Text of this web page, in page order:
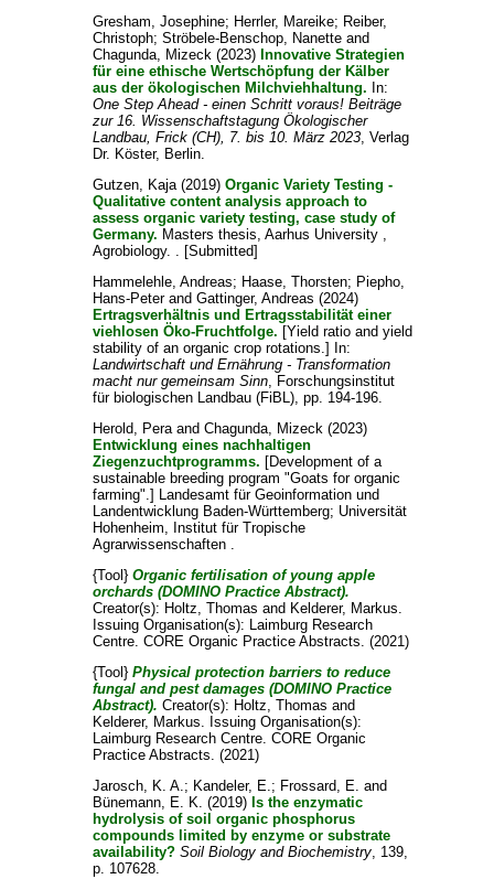
Gresham, Josephine; Herrler, Mareike; Reiber,
Christoph; Ströbele-Benschop, Nanetteand
Chagunda, Mizeck(2023) Innovative Strategien
für eine ethische Wertschöpfung der Kälber
aus der ökologischen Milchviehhaltung. In:
One Step Ahead - einen Schritt voraus! Beiträge
zur 16. Wissenschaftstagung Ökologischer
Landbau, Frick (CH), 7. bis 10. März 2023, Verlag
Dr. Köster, Berlin.
Gutzen, Kaja(2019) Organic Variety Testing -
Qualitative content analysis approach to
assess organic variety testing, case study of
Germany. Masters thesis, Aarhus University ,
Agrobiology. . [Submitted]
Hammelehle, Andreas; Haase, Thorsten; Piepho,
Hans-Peterand Gattinger, Andreas (2024)
Ertragsverhältnis und Ertragsstabilität einer
viehlosen Öko-Fruchtfolge. [Yield ratio and yield
stability of an organic crop rotations.] In:
Landwirtschaft und Ernährung - Transformation
macht nur gemeinsam Sinn, Forschungsinstitut
für biologischen Landbau (FiBL), pp. 194-196.
Herold, Peraand Chagunda, Mizeck(2023)
Entwicklung eines nachhaltigen
Ziegenzuchtprogramms. [Development of a
sustainable breeding program "Goats for organic
farming".] Landesamt für Geoinformation und
Landentwicklung Baden-Württemberg; Universität
Hohenheim, Institut für Tropische
Agrarwissenschaften .
{Tool} Organic fertilisation of young apple
orchards (DOMINO Practice Abstract).
Creator(s): Holtz, Thomas and Kelderer, Markus.
Issuing Organisation(s): Laimburg Research
Centre. CORE Organic Practice Abstracts. (2021)
{Tool} Physical protection barriers to reduce
fungal and pest damages (DOMINO Practice
Abstract). Creator(s): Holtz, Thomas and
Kelderer, Markus. Issuing Organisation(s):
Laimburg Research Centre. CORE Organic
Practice Abstracts. (2021)
Jarosch, K. A.; Kandeler, E.; Frossard, E. and
Bünemann, E. K. (2019) Is the enzymatic
hydrolysis of soil organic phosphorus
compounds limited by enzyme or substrate
availability? Soil Biology and Biochemistry, 139,
p. 107628.